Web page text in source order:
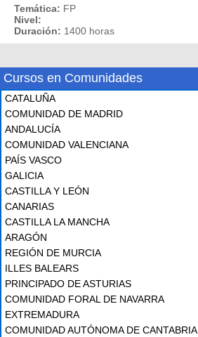
Temática: FP
Nivel:
Duración: 1400 horas
Cursos en Comunidades
CATALUÑA
COMUNIDAD DE MADRID
ANDALUCÍA
COMUNIDAD VALENCIANA
PAÍS VASCO
GALICIA
CASTILLA Y LEÓN
CANARIAS
CASTILLA LA MANCHA
ARAGÓN
REGIÓN DE MURCIA
ILLES BALEARS
PRINCIPADO DE ASTURIAS
COMUNIDAD FORAL DE NAVARRA
EXTREMADURA
COMUNIDAD AUTÓNOMA DE CANTABRIA